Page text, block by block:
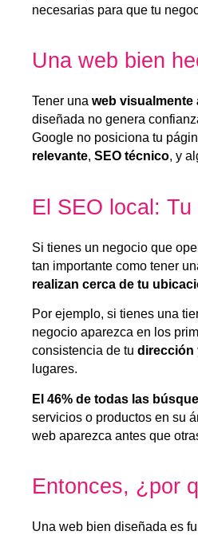
necesarias para que tu
Una web bien
Tener una web visualmente
diseñada no genera
Google no posiciona tu
relevante, SEO técnico, y
El SEO local:
Si tienes un negocio que
tan importante como tener
realizan cerca de tu
Por ejemplo, si tienes una
negocio aparezca en los
consistencia de tu dirección
lugares.
El 46% de todas las
servicios o productos en su
web aparezca antes que
Entonces, ¿por
Una web bien diseñada es